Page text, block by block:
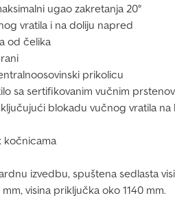
ugao zakretanja 20°
vratila i na doliju napred
od čelika
prikolicu
sa sertifikovanim vučnim
blokadu vučnog vratila na
kočnicama
izvedbu, spuštena sedlasta
visina priključka oko 1140 mm.